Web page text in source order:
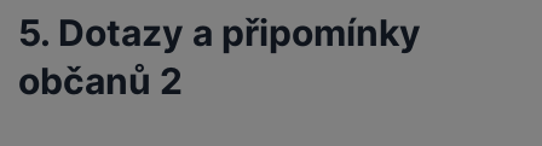
5. Dotazy a připomínky
občanů 2